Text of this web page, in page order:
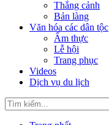
Thắng cảnh
Bản làng
Văn hóa các dân tộc
Ẩm thực
Lễ hội
Trang phục
Videos
Dịch vụ du lịch